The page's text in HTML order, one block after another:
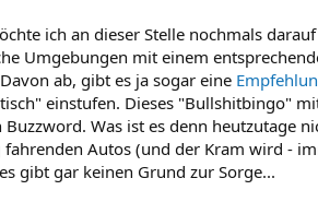
ich an dieser Stelle nochmals
Umgebungen mit einem
ab, gibt es ja sogar eine
einstufen. Dieses "Bullshitbingo"
Buzzword. Was ist es denn heutzutage
fahrenden Autos (und der Kram wird -
gibt gar keinen Grund zur Sorge...